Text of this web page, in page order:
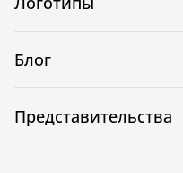
Блог
Представительства